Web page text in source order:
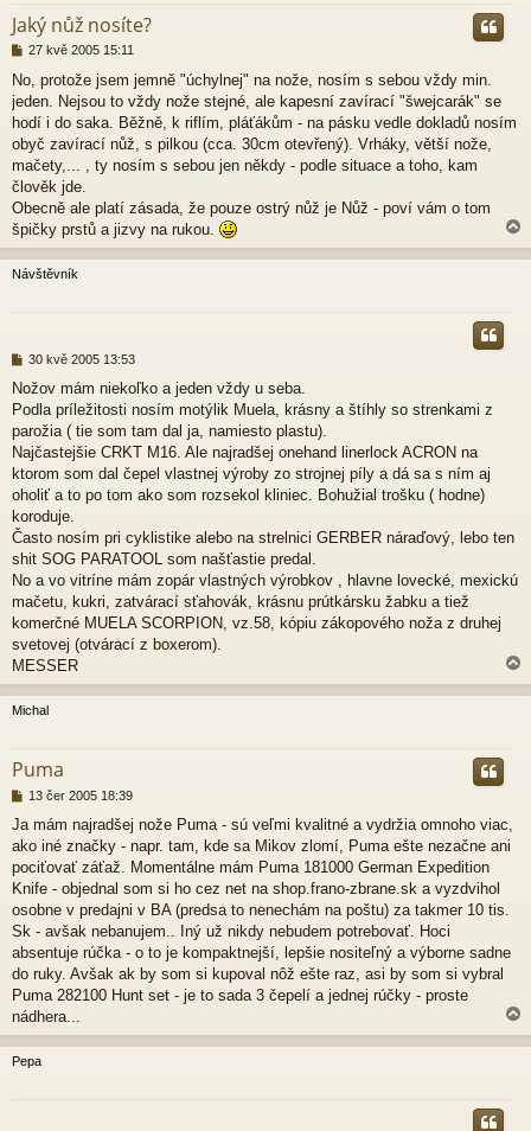
Jaký nůž nosíte?
P
í
s
p
ě
v
e
k
27 kvě 2005 15:11
No, protože jsem jemně "úchylnej" na nože, nosím s sebou vždy min.
jeden. Nejsou to vždy nože stejné, ale kapesní zavírací "šwejcarák" se
hodí i do saka. Běžně, k riflím, pláťákům - na pásku vedle dokladů nosím
obyč zavírací nůž, s pilkou (cca. 30cm otevřený). Vrháky, větší nože,
mačety,... , ty nosím s sebou jen někdy - podle situace a toho, kam
člověk jde.
Obecně ale platí zásada, že pouze ostrý nůž je Nůž - poví vám o tom
špičky prstů a jizvy na rukou.
a
h
Návštěvník
P
í
s
p
ě
v
e
k
30 kvě 2005 13:53
Nožov mám niekoľko a jeden vždy u seba.
Podla príležitosti nosím motýlik Muela, krásny a štíhly so strenkami z
parožia ( tie som tam dal ja, namiesto plastu).
Najčastejšie CRKT M16. Ale najradšej onehand linerlock ACRON na
ktorom som dal čepel vlastnej výroby zo strojnej píly a dá sa s ním aj
oholiť a to po tom ako som rozsekol kliniec. Bohužial trošku ( hodne)
koroduje.
Často nosím pri cyklistike alebo na strelnici GERBER náraďový, lebo ten
shit SOG PARATOOL som našťastie predal.
No a vo vitríne mám zopár vlastných výrobkov , hlavne lovecké, mexickú
mačetu, kukri, zatvárací sťahovák, krásnu prútkársku žabku a tiež
komerčné MUELA SCORPION, vz.58, kópiu zákopového noža z druhej
svetovej (otvárací z boxerom).
MESSER
a
h
Michal
Puma
P
í
s
p
ě
e
k
13 čer 2005 18:39
Ja mám najradšej nože Puma - sú veľmi kvalitné a vydržia omnoho viac,
ako iné značky - napr. tam, kde sa Mikov zlomí, Puma ešte nezačne ani
pociťovať záťaž. Momentálne mám Puma 181000 German Expedition
Knife - objednal som si ho cez net na shop.frano-zbrane.sk a vyzdvihol
osobne v predajni v BA (predsa to nenechám na poštu) za takmer 10 tis.
Sk - avšak nebanujem.. Iný už nikdy nebudem potrebovať. Hoci
absentuje rúčka - o to je kompaktnejší, lepšie nositeľný a výborne sadne
do ruky. Avšak ak by som si kupoval nôž ešte raz, asi by som si vybral
Puma 282100 Hunt set - je to sada 3 čepelí a jednej rúčky - proste
nádhera...
a
h
Pepa